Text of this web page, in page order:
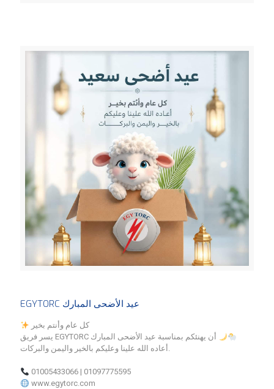
EGYTORC عيد الأضحى المبارك
كل عام وأنتم بخير
أعاده الله علينا وعليكم بالخير واليمن والبركات.
01005433066 | 01097775595
www.egytorc.com